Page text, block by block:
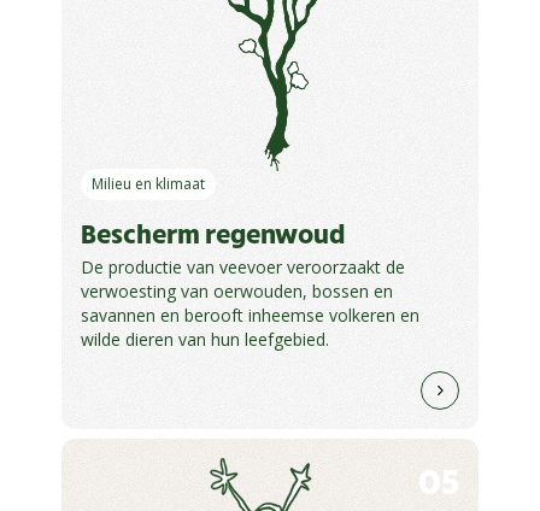
Milieu en klimaat
Bescherm regenwoud
De productie van veevoer veroorzaakt de
verwoesting van oerwouden, bossen en
savannen en berooft inheemse volkeren en
wilde dieren van hun leefgebied.
05